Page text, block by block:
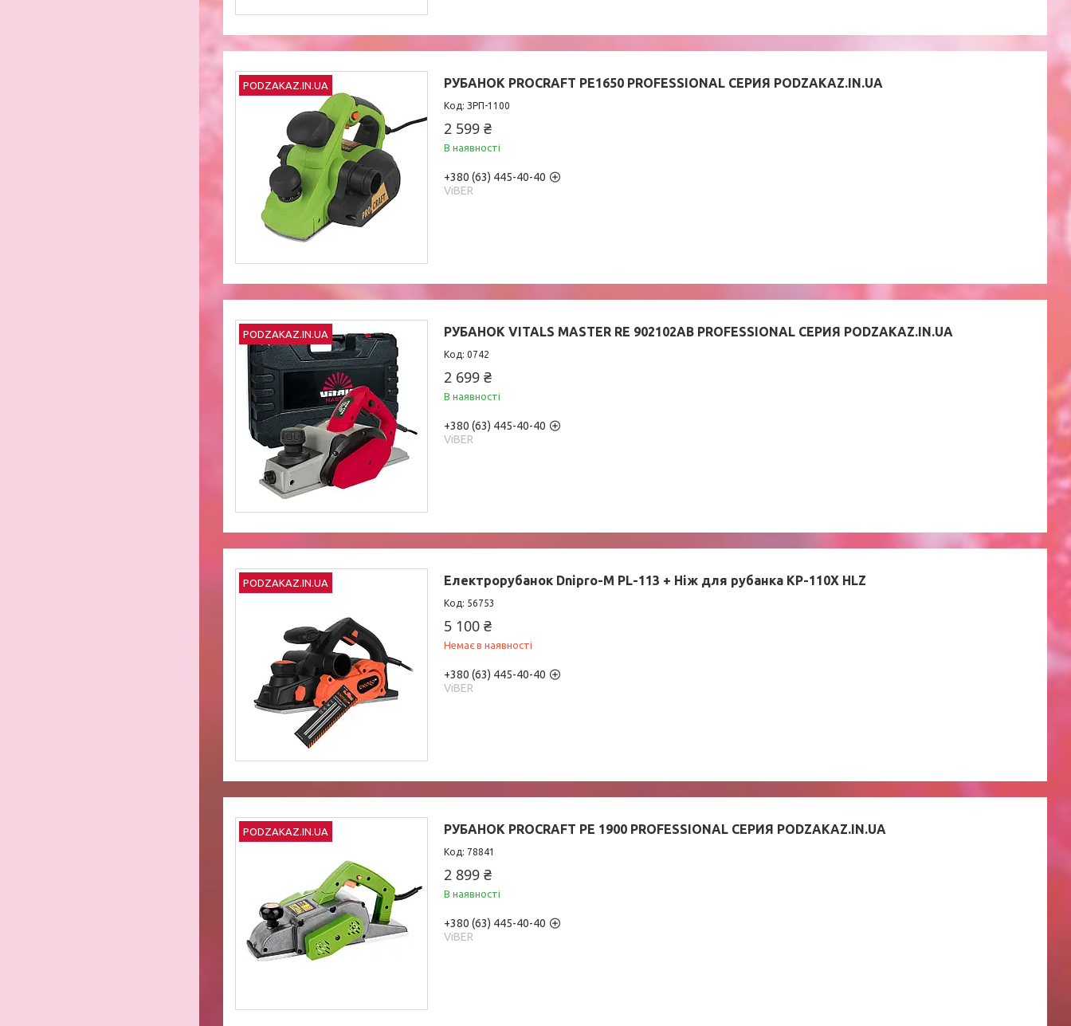
PODZAKAZ.IN.UA РУБАНОК PROCRAFT PE1650 PROFESSIONAL СЕРИЯ PODZAKAZ.IN.UA
ЗРП-1100
2 599 ₴
В наявності
+380 (63) 445-40-40
ViBER
PODZAKAZ.IN.UA РУБАНОК VITALS MASTER RE 902102AB PROFESSIONAL СЕРИЯ PODZAKAZ.IN.UA
0742
2 699 ₴
В наявності
+380 (63) 445-40-40
ViBER
PODZAKAZ.IN.UA Електрорубанок Dnipro-M PL-113 + Ніж для рубанка KP-110X HLZ
56753
5 100 ₴
Немає в наявності
+380 (63) 445-40-40
ViBER
PODZAKAZ.IN.UA РУБАНОК PROCRAFT PE 1900 PROFESSIONAL СЕРИЯ PODZAKAZ.IN.UA
78841
2 899 ₴
В наявності
+380 (63) 445-40-40
ViBER